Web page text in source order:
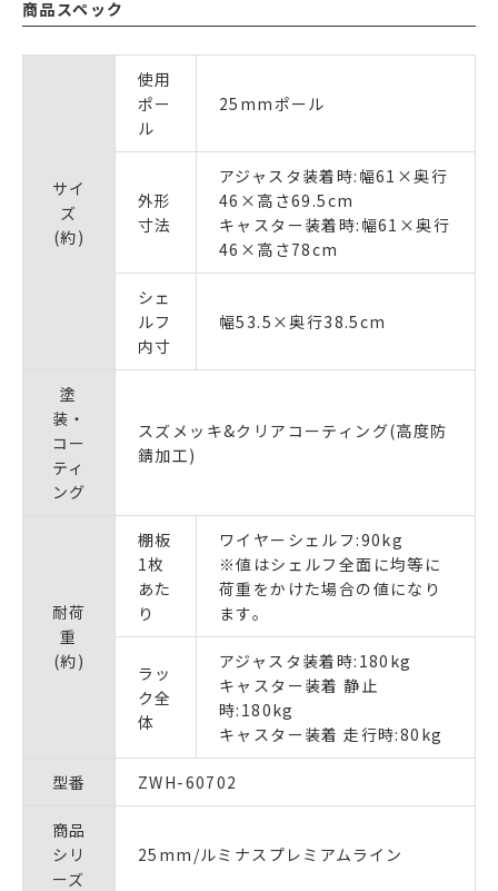
商品スペック
サイ
ズ
(約)
使用
ポー
ル
25mmポール
外形
寸法
アジャスタ装着時:幅61×奥行
46×高さ69.5cm
キャスター装着時:幅61×奥行
46×高さ78cm
シェ
ルフ
内寸
幅53.5×奥行38.5cm
塗
装・
コー
ティ
ング
スズメッキ&クリアコーティング(高度防
錆加工)
耐荷
重
(約)
棚板
1枚
あた
り
ワイヤーシェルフ:90kg
※値はシェルフ全面に均等に
荷重をかけた場合の値になり
ます。
ラッ
ク全
体
アジャスタ装着時:180kg
キャスター装着 静止
時:180kg
キャスター装着 走行時:80kg
型番 ZWH-60702
商品
シリ
ーズ
25mm/ルミナスプレミアムライン